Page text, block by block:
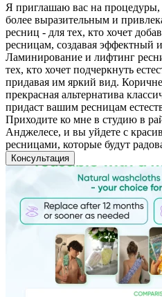
Я приглашаю вас на процедуры,
более выразительным и
ресниц - для тех, кто хочет
ресницам, создавая эффектный
Ламинирование и лифтинг
тех, кто хочет подчеркнуть
придавая им яркий вид.
прекрасная альтернатива
придаст вашим ресницам
Приходите ко мне в студию в
Анджелесе, и вы уйдете с
ресницами, которые будут
Консультация